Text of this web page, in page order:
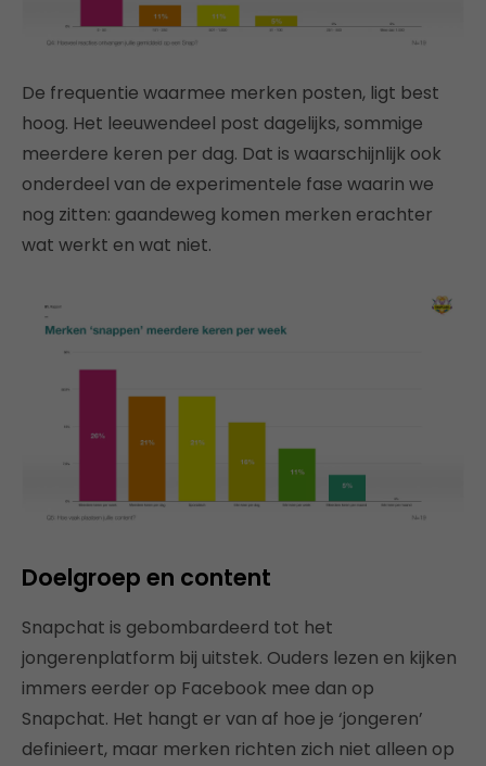
De frequentie waarmee merken posten, ligt best
hoog. Het leeuwendeel post dagelijks, sommige
meerdere keren per dag. Dat is waarschijnlijk ook
onderdeel van de experimentele fase waarin we
nog zitten: gaandeweg komen merken erachter
wat werkt en wat niet.
Doelgroep en content
Snapchat is gebombardeerd tot het
jongerenplatform bij uitstek. Ouders lezen en kijken
immers eerder op Facebook mee dan op
Snapchat. Het hangt er van af hoe je ‘jongeren’
definieert, maar merken richten zich niet alleen op